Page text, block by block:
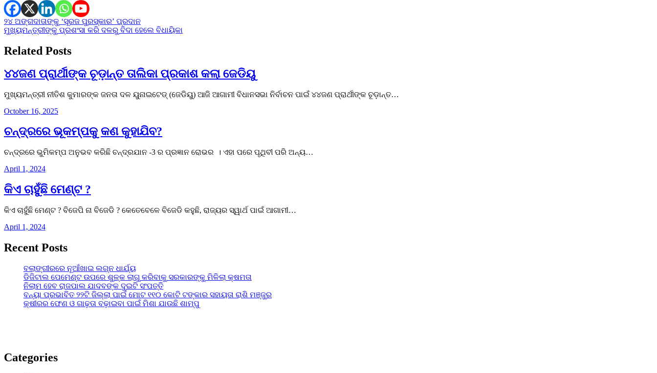
Post
navigation
୨୪ ଅଙ୍ଗଦାତାଙ୍କୁ ‘ସୂରଜ ପୁରସ୍କାର’ ପ୍ରଦାନ
ମୁଖ୍ୟମନ୍ତ୍ରୀଙ୍କୁ ପ୍ରଶଂସା କରି ଦଳରୁ ବିଦା ହେଲେ ବିଧାୟିକା
Related Posts
୪୪ଜଣ ପ୍ରାର୍ଥୀଙ୍କ ଚୂଡ଼ାନ୍ତ ତାଲିକା ପ୍ରକାଶ କଲା ଜେଡିୟୁ
ମୁଖ୍ୟମନ୍ତ୍ରୀ ନୀତିଶ କୁମାରଙ୍କ ଜନତା ଦଳ ୟୁନାଇଟେଡ୍ (ଜେଡିୟୁ) ଆଜି ଆଗାମୀ ବିଧାନସଭା ନିର୍ବାଚନ ପାଇଁ ୪୪ଜଣ ପ୍ରାର୍ଥୀଙ୍କ ଚୂଡ଼ାନ୍ତ…
October 16, 2025
ଚନ୍ଦ୍ରରେ ଭୂକମ୍ପକୁ କଣ କୁହାଯିବ?
ଚନ୍ଦ୍ରରେ ଭୁମିକମ୍ପ ଅନୁଭବ କରିଛି ଚନ୍ଦ୍ରଯାନ -3 ର ପ୍ରଜ୍ଞାନ ରୋଭର । ଏହା ପରେ ପୃଥିବୀ ପରି ଅନ୍ୟ…
April 1, 2024
କିଏ ଚାହୁଁଛି ମେଣ୍ଟ ?
କିଏ ଚାହୁଁଛି ମେଣ୍ଟ ? ବିଜେପି ନା ବିଜେଡି ? କେତେବେଳେ ବିଜେଡି କହୁଛି, ରାଜ୍ୟର ସ୍ୱାର୍ଥ ପାଇଁ ଆଗାମୀ…
April 1, 2024
Recent Posts
ବଲାଙ୍ଗୀରରେ ନୂଆଁଖାଇ ଲଗ୍ନ ଧାର୍ଯ୍ୟ
ଡିଜିଟାଲ ପେମେଣ୍ଟ ଉପରେ ଶୁଳ୍କ ଲାଗୁ କରିବାକୁ ସରକାରଙ୍କୁ ମିଳିଲା କ୍ଷମତା
ନିଲାମ ହେବ ରାଜପାଲ ଯାଦବଙ୍କ ଦୁଇଟି ସଂପତ୍ତି
ବନ୍ୟା ପ୍ରଭାବିତ ୨୨ଟି ଜିଲ୍ଲା ପାଇଁ ମୋଟ ୧୧୦ କୋଟି ଟଙ୍କାର ସହାୟତା ରାଶି ମଞ୍ଜୁର
କ୍ଷୀରର ଫେଣ ଓ ଗାଢ଼ତା ବଢ଼ାଇବା ପାଇଁ ମିଶା ଯାଉଛି ଶାମ୍ପୁ
Categories